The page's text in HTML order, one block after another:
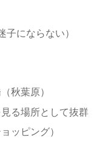
にならない）
秋葉原）
る場所として抜群
ッピング）